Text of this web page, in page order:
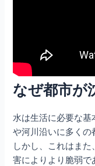
なぜ都市が
水は生活に必要な
や河川沿いに多くの
しかし、これはま
害によりより脆弱で